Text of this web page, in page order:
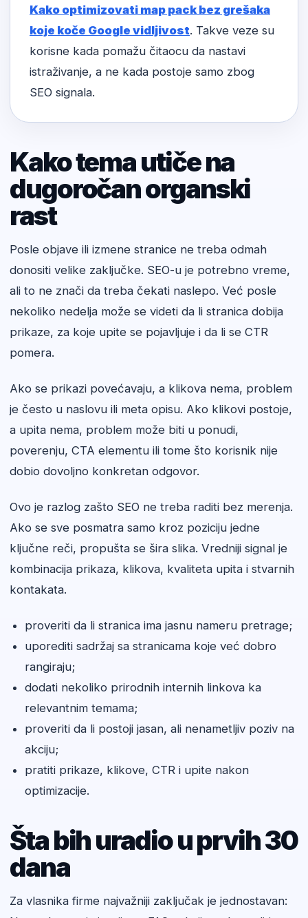
Kako optimizovati map pack bez grešaka
koje koče Google vidljivost. Takve veze su
korisne kada pomažu čitaocu da nastavi
istraživanje, a ne kada postoje samo zbog
SEO signala.
Kako tema utiče na
dugoročan organski
rast
Posle objave ili izmene stranice ne treba odmah
donositi velike zaključke. SEO-u je potrebno vreme,
ali to ne znači da treba čekati naslepo. Već posle
nekoliko nedelja može se videti da li stranica dobija
prikaze, za koje upite se pojavljuje i da li se CTR
pomera.
Ako se prikazi povećavaju, a klikova nema, problem
je često u naslovu ili meta opisu. Ako klikovi postoje,
a upita nema, problem može biti u ponudi,
poverenju, CTA elementu ili tome što korisnik nije
dobio dovoljno konkretan odgovor.
Ovo je razlog zašto SEO ne treba raditi bez merenja.
Ako se sve posmatra samo kroz poziciju jedne
ključne reči, propušta se šira slika. Vredniji signal je
kombinacija prikaza, klikova, kvaliteta upita i stvarnih
kontakata.
proveriti da li stranica ima jasnu nameru pretrage;
uporediti sadržaj sa stranicama koje već dobro
rangiraju;
dodati nekoliko prirodnih internih linkova ka
relevantnim temama;
proveriti da li postoji jasan, ali nenametljiv poziv na
akciju;
pratiti prikaze, klikove, CTR i upite nakon
optimizacije.
Šta bih uradio u prvih 30
dana
Za vlasnika firme najvažniji zaključak je jednostavan: